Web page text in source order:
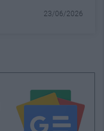
23/06/2026